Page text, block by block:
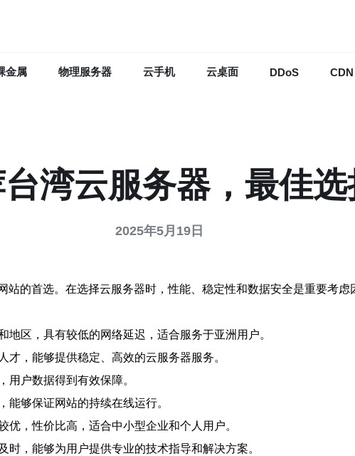
金属 物理服务器 云手机 云桌面 DDoS CDN
湾云服务器，最佳选
2025年5月19日
的首选。在选择云服务器时，性能、稳定性和数据安全是重要考
区，具有较低的网络延迟，适合服务于亚洲用户。
，能够提供稳定、高效的云服务器服务。
用户数据得到有效保障。
够保证网站的持续在线运行。
，性价比高，适合中小型企业和个人用户。
，能够为用户提供专业的技术指导和解决方案。